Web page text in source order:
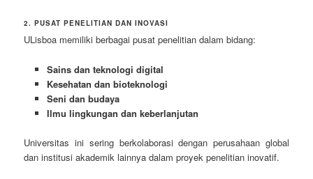
2. PUSAT PENELITIAN DAN INOVASI
ULisboa memiliki berbagai pusat penelitian dalam bidang:
Sains dan teknologi digital
Kesehatan dan bioteknologi
Seni dan budaya
Ilmu lingkungan dan keberlanjutan
Universitas ini sering berkolaborasi dengan perusahaan global
dan institusi akademik lainnya dalam proyek penelitian inovatif.